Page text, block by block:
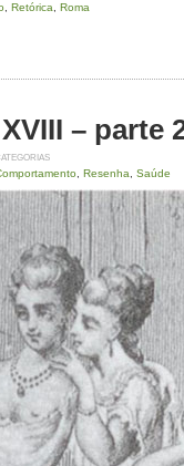
Retórica Roma
– parte
Resenha Saúde